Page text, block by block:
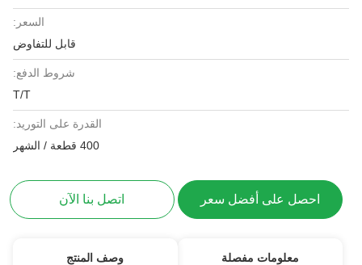
السعر:
قابل للتفاوض
شروط الدفع:
T/T
القدرة على التوريد:
400 قطعة / الشهر
احصل على أفضل سعر اتصل بنا الآن
معلومات مفصلة وصف المنتج